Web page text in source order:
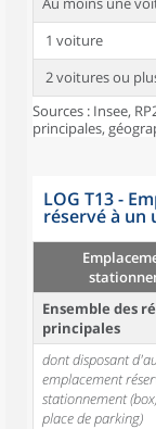
1 voiture
2 voitures ou
Sources : Insee,
principales,
LOG T13 -
réservé à un
Ensemble des
principales
dont disposant
emplacement
stationnement
place de parking)